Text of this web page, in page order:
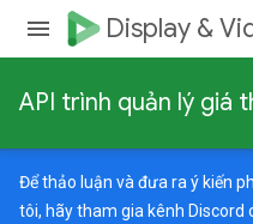
Display &
API trình quản lý giá
Để thảo luận và đưa ra ý kiến
tôi, hãy tham gia kênh Discord